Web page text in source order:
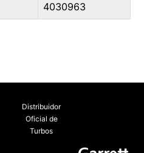
4030963
Distribuidor
Oficial de
Turbos